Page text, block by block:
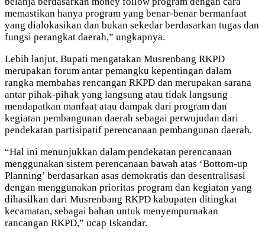
memastikan hanya program yang benar-benar bermanfaat
yang dialokasikan dan bukan sekedar berdasarkan tugas dan
fungsi perangkat daerah,” ungkapnya.
Lebih lanjut, Bupati mengatakan Musrenbang RKPD
merupakan forum antar pemangku kepentingan dalam
rangka membahas rencangan RKPD dan merupakan sarana
antar pihak-pihak yang langsung atau tidak langsung
mendapatkan manfaat atau dampak dari program dan
kegiatan pembangunan daerah sebagai perwujudan dari
pendekatan partisipatif perencanaan pembangunan daerah.
“Hal ini menunjukkan dalam pendekatan perencanaan
menggunakan sistem perencanaan bawah atas ‘Bottom-up
Planning’ berdasarkan asas demokratis dan desentralisasi
dengan menggunakan prioritas program dan kegiatan yang
dihasilkan dari Musrenbang RKPD kabupaten ditingkat
kecamatan, sebagai bahan untuk menyempurnakan
rancangan RKPD,” ucap Iskandar.